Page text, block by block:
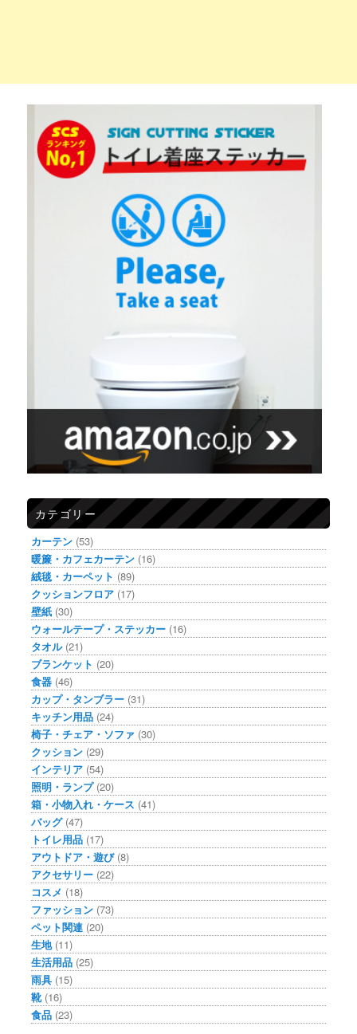
カテゴリー
カーテン (53)
暖簾・カフェカーテン (16)
絨毯・カーペット (89)
クッションフロア (17)
壁紙 (30)
ウォールテープ・ステッカー (16)
タオル(21)
ブランケット (20)
食器 (46)
カップ・タンブラー (31)
キッチン用品 (24)
椅子・チェア・ソファ (30)
クッション (29)
インテリア (54)
照明・ランプ(20)
箱・小物入れ・ケース (41)
バッグ(47)
トイレ用品 (17)
アウトドア・遊び(8)
アクセサリー (22)
コスメ (18)
ファッション (73)
ペット関連 (20)
生地(11)
生活用品 (25)
雨具 (15)
靴(16)
食品 (23)